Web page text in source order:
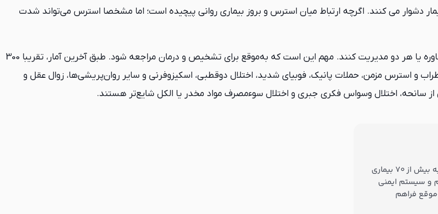
بیمار دشوار می کنند. اگرچه ارتباط میان استرس و بروز بیماری روانی پیچیده است؛ اما مشخصا استرس می‌تواند شدت
خوشبختانه امروزه اغلب بیماران می‌توانند مشکل خود را با دارو، مشاوره یا هر دو مدیریت کنند. مهم این است که به‌موقع برای تشخیص و درمان مراجعه شود. طبق آخرین آمار، تقریبا 300
و استرس مزمن، حملات پانیک، فوبیای شدید، اختلال دوقطبی، اسکیزوفرنی و سایر روان‌پریشی‌ها، زوال عقل و
سانحه، اختلال وسواس فکری جبری و اختلال سوءمصرف مواد مخدر یا الکل شایع‌تر هستند.
موانع احتمالی سلامتی خود را در آینده بررسی کنید و از ریسک ابتلا به بیش از ۷۰ بیماری
و سیستم ایمنی
فراهم